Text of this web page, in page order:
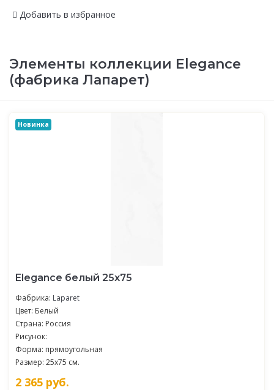
Добавить в избранное
Элементы коллекции Elegance
(фабрика Лапарет)
Новинка
Elegance белый 25х75
Фабрика: Laparet
Цвет: Белый
Страна: Россия
Рисунок:
Форма: прямоугольная
Размер: 25x75 см.
2 365 руб.